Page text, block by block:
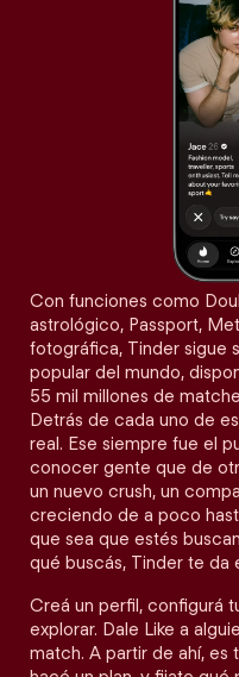
Con funciones como
astrológico, Passport,
fotográfica, Tinder sigue
popular del mundo,
55 mil millones de
Detrás de cada uno de
real. Ese siempre fue el
conocer gente que de
un nuevo crush, un
creciendo de a poco
que sea que estés
qué buscás, Tinder te da
Creá un perfil, configurá
explorar. Dale Like a
match. A partir de ahí, es